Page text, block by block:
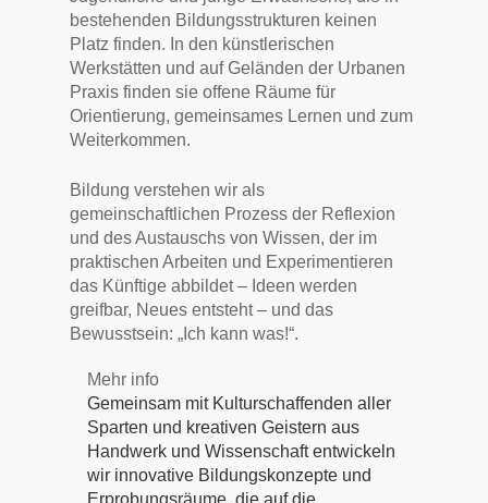
bestehenden Bildungsstrukturen keinen
Platz finden. In den künstlerischen
Werkstätten und auf Geländen der Urbanen
Praxis finden sie offene Räume für
Orientierung, gemeinsames Lernen und zum
Weiterkommen.
Bildung verstehen wir als
gemeinschaftlichen Prozess der Reflexion
und des Austauschs von Wissen, der im
praktischen Arbeiten und Experimentieren
das Künftige abbildet – Ideen werden
greifbar, Neues entsteht – und das
Bewusstsein: „Ich kann was!“.
Mehr info
Gemeinsam mit Kulturschaffenden aller
Sparten und kreativen Geistern aus
Handwerk und Wissenschaft entwickeln
wir innovative Bildungskonzepte und
Erprobungsräume, die auf die